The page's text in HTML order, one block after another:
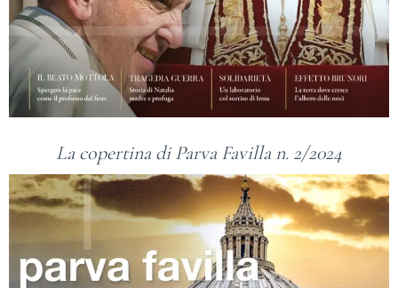
La copertina di Parva Favilla n. 2/2024